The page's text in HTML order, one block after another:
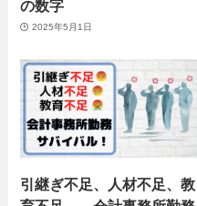
の数字
2025年5月1日
引継ぎ不足、人材不足、教